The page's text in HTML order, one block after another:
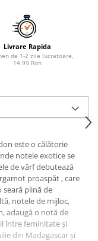
Livrare Rapida
de 1-2 zile lucratoare,
14.99 Ron
este o călătorie
notele exotice se
de vârf debutează
proaspăt , care
plină de
notele de mijloc,
adaugă o notă de
între feminitate și
din Madagascar și